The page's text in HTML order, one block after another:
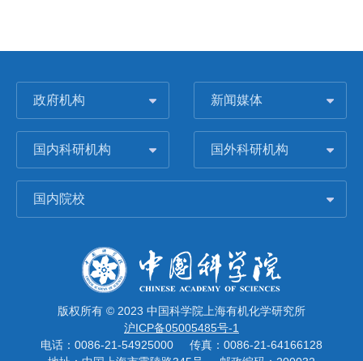
政府机构 新闻媒体
国内科研机构 国外科研机构
国内院校
版权所有 © 2023 中国科学院上海有机化学研究所
沪ICP备05005485号-1
电话：0086-21-54925000
传真：0086-21-64166128